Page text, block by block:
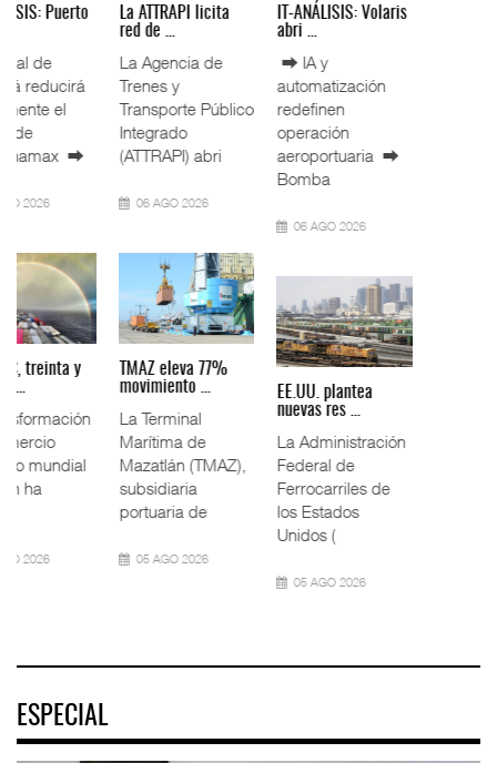
IT-ANÁLISIS: Puerto
⮕ Canal de
Panamá reducirá
nuevamente el
calado de
Neopanamax ⮕
06 AGO 2026
AMANAC, treinta y
nueve a ...
La transformación
del comercio
marítimo mundial
también ha
05 AGO 2026
La ATTRAPI licita
La Agencia de
Trenes y
Transporte Público
Integrado
(ATTRAPI) abri
06 AGO 2026
TMAZ eleva 77%
movimiento ...
La Terminal
Marítima de
Mazatlán (TMAZ),
subsidiaria
portuaria de
05 AGO 2026
IT-ANÁLISIS: Volaris
automatización
redefinen
operación
aeroportuaria ⮕
06 AGO 2026
EE.UU. plantea
nuevas res ...
La Administración
Federal de
Ferrocarriles de
los Estados
Unidos (
05 AGO 2026
ESPECIAL